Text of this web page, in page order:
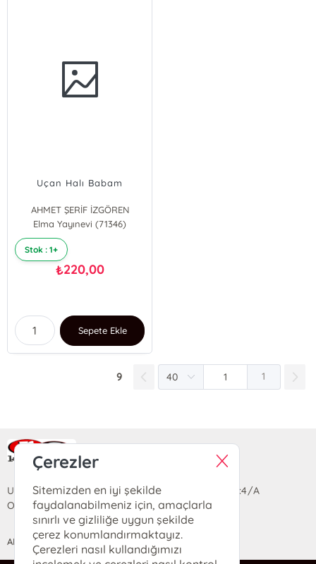
Uçan Halı Babam
AHMET ŞERİF İZGÖREN
Elma Yayınevi (71346)
Stok : 1+
₺220,00
Sepete Ekle
9 1
Ra Yayın Kitabevi
Uzun Sokak Saray Çarşısı Lara Sineması Girişi No:4/A
Ortahisar/TRABZON
ANASAYFA YARDIM İLETİŞİM
Çerezler
Sitemizden en iyi şekilde
faydalanabilmeniz için, amaçlarla
sınırlı ve gizliliğe uygun şekilde
çerez konumlandırmaktayız.
Çerezleri nasıl kullandığımızı